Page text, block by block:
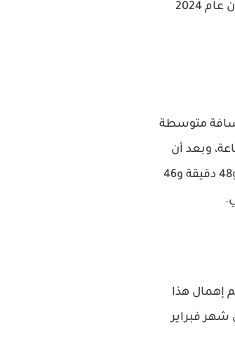
هو عام بسيط. أما قسمة العام 2024 على 4، فتساوي 506، وهو عدد حقيقي بدون كسر، لذا فإن عام 2024
متوسطة
تصل إلى 108,000 كيلومتر في الساعة، وبعد أن
تقطع رحلة حول الشمس طولها حوالي 940 مليون كيلومتر، يستغرق الأمر 365 يومًا و5 ساعات و48 دقيقة و46
إهمال هذا
إلى شهر فبراير